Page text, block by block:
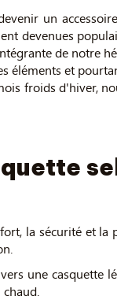
un
devenues
de notre
éléments et
froids d'hiver,
la sécurité et la
une casquette